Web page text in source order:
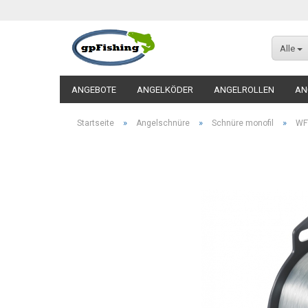
Alle
ANGEBOTE ANGELKÖDER ANGELROLLEN
Startseite » Angelschnüre » Schnüre monofil »